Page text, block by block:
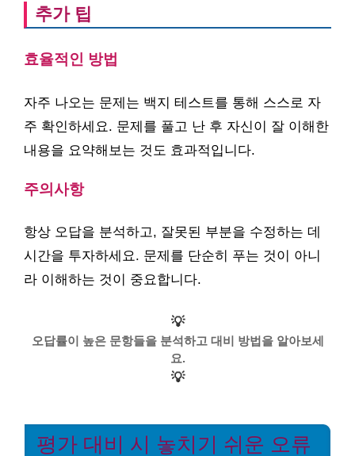
추가 팁
효율적인 방법
자주 나오는 문제는 백지 테스트를 통해 스스로 자
주 확인하세요. 문제를 풀고 난 후 자신이 잘 이해한
내용을 요약해보는 것도 효과적입니다.
주의사항
항상 오답을 분석하고, 잘못된 부분을 수정하는 데
시간을 투자하세요. 문제를 단순히 푸는 것이 아니
라 이해하는 것이 중요합니다.
💡
오답률이 높은 문항들을 분석하고 대비 방법을 알아보세
요.
💡
평가 대비 시 놓치기 쉬운 오류